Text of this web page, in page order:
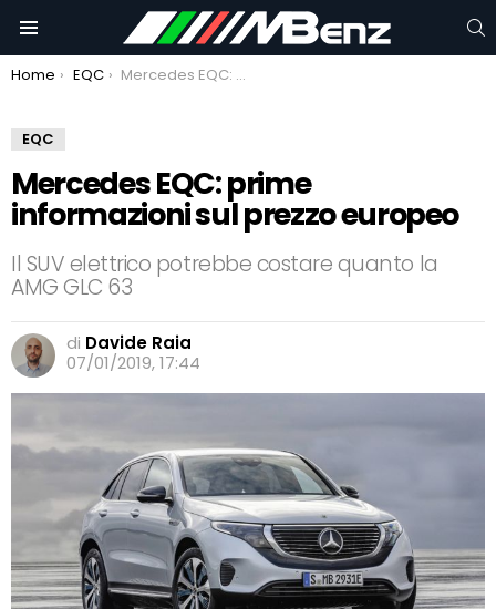
You are here:
Home EQC Mercedes EQC: prime informazioni sul prezzo europeo
EQC
Mercedes EQC: prime
informazioni sul prezzo europeo
Il SUV elettrico potrebbe costare quanto la
AMG GLC 63
di Davide Raia
07/01/2019, 17:44